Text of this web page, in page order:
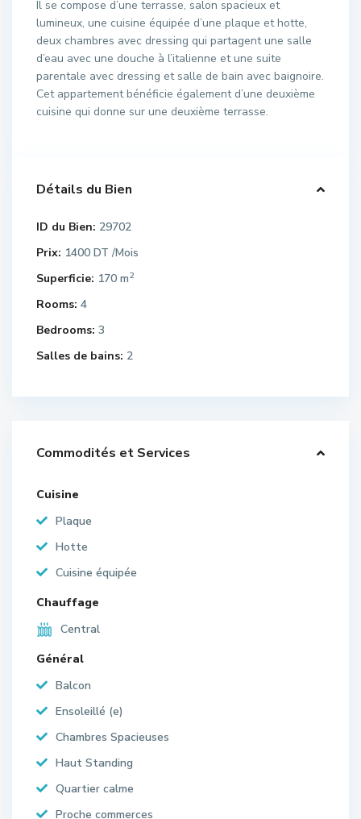
Il se compose d’une terrasse, salon spacieux et
lumineux, une cuisine équipée d’une plaque et hotte,
deux chambres avec dressing qui partagent une salle
d’eau avec une douche à l’italienne et une suite
parentale avec dressing et salle de bain avec baignoire.
Cet appartement bénéficie également d’une deuxième
cuisine qui donne sur une deuxième terrasse.
Détails du Bien
ID du Bien: 29702
Prix: 1400 DT /Mois
Superficie: 170 m2
Rooms: 4
Bedrooms: 3
Salles de bains: 2
Commodités et Services
Cuisine
Plaque
Hotte
Cuisine équipée
Chauffage
Central
Général
Balcon
Ensoleillé (e)
Chambres Spacieuses
Haut Standing
Quartier calme
Proche commerces